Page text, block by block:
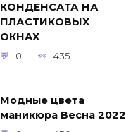
КОНДЕНСАТА НА
ПЛАСТИКОВЫХ
ОКНАХ
0 435
Модные цвета
маникюра Весна 2022